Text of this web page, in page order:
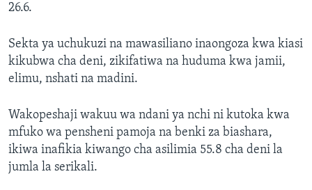
26.6.
Sekta ya uchukuzi na mawasiliano inaongoza kwa kiasi
kikubwa cha deni, zikifatiwa na huduma kwa jamii,
elimu, nshati na madini.
Wakopeshaji wakuu wa ndani ya nchi ni kutoka kwa
mfuko wa pensheni pamoja na benki za biashara,
ikiwa inafikia kiwango cha asilimia 55.8 cha deni la
jumla la serikali.